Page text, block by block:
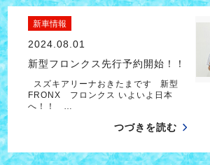
新車情報
2024.08.01
新型フロンクス先行予約開始！！
スズキアリーナおきたまです 新型
FRONX フロンクス いよいよ日本
へ！！ …
つづきを読む